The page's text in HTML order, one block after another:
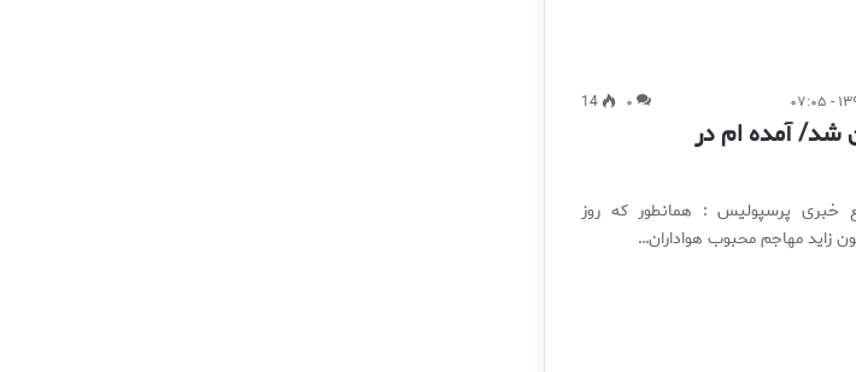
۰ 14
شد/ آمده ام در
خبری پرسپولیس : همانطور که روز
زاید مهاجم محبوب هواداران…